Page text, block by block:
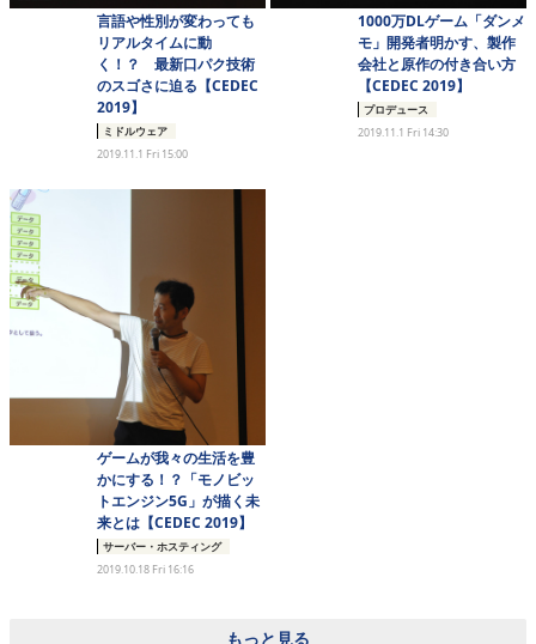
イベント/セミナー
言語や性別が変わっても
リアルタイムに動
く！？ 最新口パク技術
のスゴさに迫る【CEDEC
2019】
ミドルウェア
2019.11.1 Fri 15:00
1000万DLゲーム「ダンメ
モ」開発者明かす、製作
会社と原作の付き合い方
【CEDEC 2019】
プロデュース
2019.11.1 Fri 14:30
ゲームが我々の生活を豊
かにする！？「モノビッ
トエンジン5G」が描く未
来とは【CEDEC 2019】
サーバー・ホスティング
2019.10.18 Fri 16:16
もっと見る